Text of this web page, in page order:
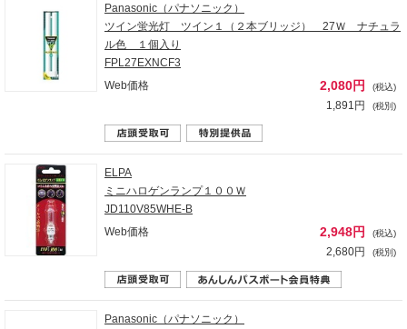
Panasonic（パナソニック）
ツイン蛍光灯 ツイン１（２本ブリッジ） 27Ｗ ナチュラ
ル色 １個入り
FPL27EXNCF3
Web価格
2,080円 (税込)
1,891円 (税別)
ELPA
ミニハロゲンランプ１００Ｗ
JD110V85WHE-B
Web価格
2,948円 (税込)
2,680円 (税別)
Panasonic（パナソニック）